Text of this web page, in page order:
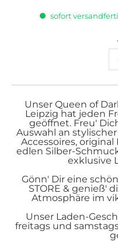
sofort
Unser Queen of
Leipzig hat jeden
geöffnet. Freu'
Auswahl an
Accessoires,
edlen Silber-
exklusive
Gönn' Dir eine
STORE & genieß'
Atmosphäre im
Unser Laden-
freitags und